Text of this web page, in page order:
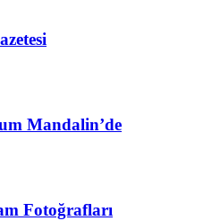
Mandalin’de
Fotoğrafları